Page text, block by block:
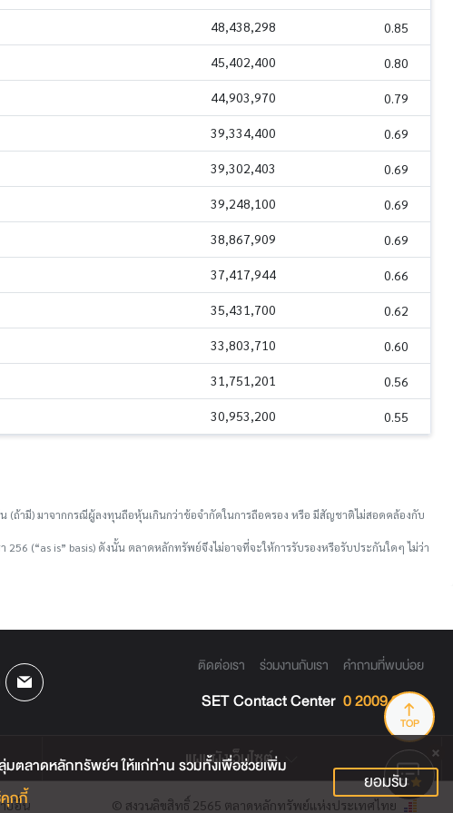
48,438,298 0.85
45,402,400 0.80
44,903,970 0.79
39,334,400 0.69
39,302,403 0.69
39,248,100 0.69
38,867,909 0.69
37,417,944 0.66
35,431,700 0.62
33,803,710 0.60
31,751,201 0.56
30,953,200 0.55
ต้น (ถ้ามี) มาจากกรณีผู้ลงทุนถือหุ้นเกินกว่าข้อจำกัดในการถือครอง หรือ มีสัญชาติไม่สอดคล้องกับ
(“as is” basis) ดังนั้น ตลาดหลักทรัพย์จึงไม่อาจที่จะให้การรับรองหรือรับประกันใดๆ ไม่ว่า
TOP
ติดต่อเรา ร่วมงานกับเรา คำถามที่พบบ่อย
SET Contact Center 0 2009 9999
แผนผังเว็บไซต์
ยอื่น © สงวนลิขสิทธิ์ 2565 ตลาดหลักทรัพย์แห่งประเทศไทย
ตลาดหลักทรัพย์ฯ ให้แก่ท่าน รวมทั้งเพื่อช่วยเพิ่ม
คุกกี้
ยอมรับ